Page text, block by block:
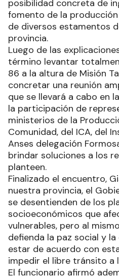
posibilidad concreta de
fomento de la
de diversos estamentos
provincia.
Luego de las
término levantar
86 a la altura de Misión
concretar una reunión
que se llevará a cabo en
la participación de
ministerios de la
Comunidad, del ICA, del
Anses delegación
brindar soluciones a los
planteen.
Finalizado el encuentro,
nuestra provincia, el
se desentienden de los
socioeconómicos que
vulnerables, pero al
defienda la paz social y
estar de acuerdo con
impedir el libre tránsito a
El funcionario afirmó